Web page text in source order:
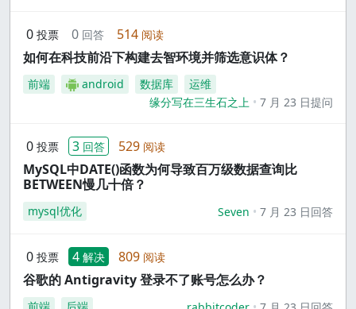
0 投票 0 回答 514 阅读
如何在科技前沿下构建去智环境并筛选意识体？
前端 android 数据库
运维
缘分写在三生石之上
7 月 23 日提问
0 投票 3 回答 529 阅读
MySQL中DATE()函数为何导致百万级数据查询比
BETWEEN慢几十倍？
mysql优化 Seven 7 月 23 日回答
0 投票 4 解决 809 阅读
谷歌的 Antigravity 登录不了账号怎么办？